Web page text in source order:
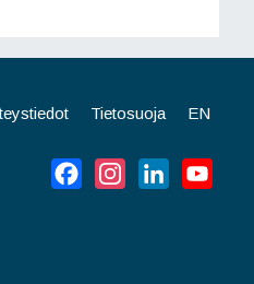
Tietosuoja EN
FacebookInstagram
LinkedIn